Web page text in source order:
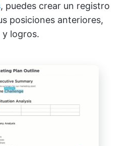
, puedes crear un registro
posiciones anteriores,
y logros.